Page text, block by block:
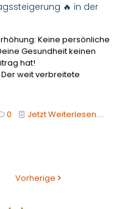
🔥 in der
Keine persönliche
Gesundheit keinen
hat!
weit verbreitete
0 Jetzt Weiterlesen....
Vorherige